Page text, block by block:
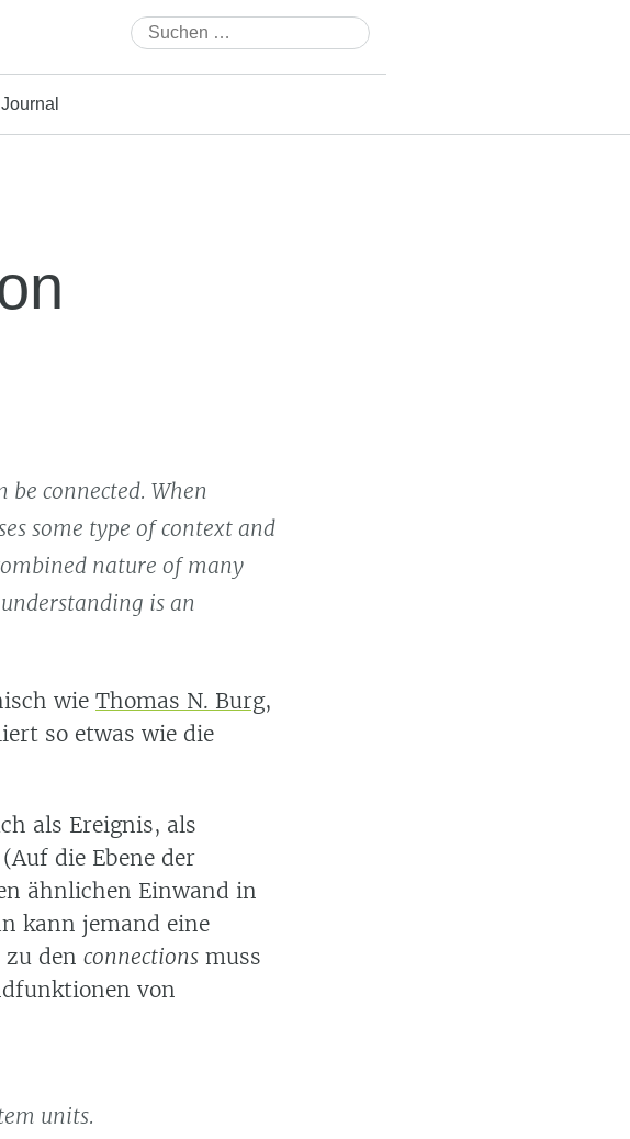
Suchen
nach:
Journal
connected. When
some type of context and
nature of many
is an
wie Thomas N. Burg,
so etwas wie die
als Ereignis, als
die Ebene der
ähnlichen Einwand in
kann jemand eine
den connections muss
von
units.